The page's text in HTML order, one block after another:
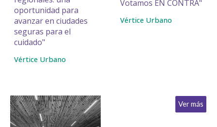
oportunidad para
avanzar en ciudades
seguras para el
cuidado"
Vértice Urbano
Votamos EN CONTRA"
Vértice Urbano
Ver más